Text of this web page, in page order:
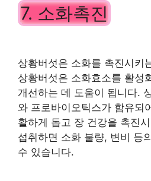
7. 소화촉진
상황버섯은 소화를 촉진시키
상황버섯은 소화효소를 활성
개선하는 데 도움이 됩니다.
와 프로바이오틱스가 함유되
활하게 돕고 장 건강을 촉진
섭취하면 소화 불량, 변비 등
수 있습니다.